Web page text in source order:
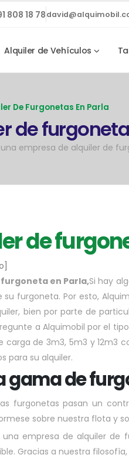
808 18 78
Alquiler de Vehículos
De Furgonetas En Parla
de
empresa de alquiler de
de
en Parla,Si hay
su furgoneta. Por esto,
bien por parte de
a Alquimobil por el
carga de 3m3, 5m3 y 12m3
para su alquiler.
gama de
furgonetas pasan un
sobre nuestra flota y
una empresa de alquiler
Gracias a nuestra